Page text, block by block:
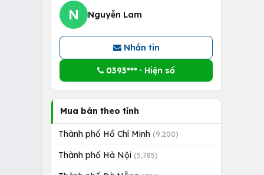
N Nguyễn Lam
Nhắn tin
0393*** · Hiện số
Mua bán theo tỉnh
Thành phố Hồ Chí Minh (9,200)
Thành phố Hà Nội (5,785)